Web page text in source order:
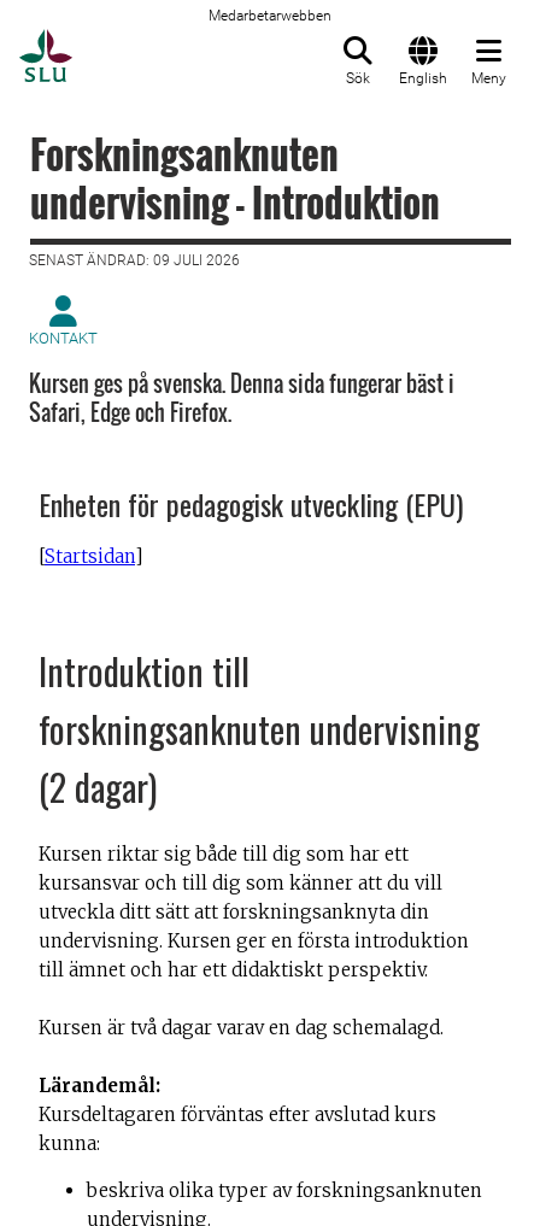
Medarbetarwebben
Sök English Meny
Forskningsanknuten
undervisning - Introduktion
SENAST ÄNDRAD: 09 JULI 2026
KONTAKT
Kursen ges på svenska. Denna sida fungerar bäst i
Safari, Edge och Firefox.